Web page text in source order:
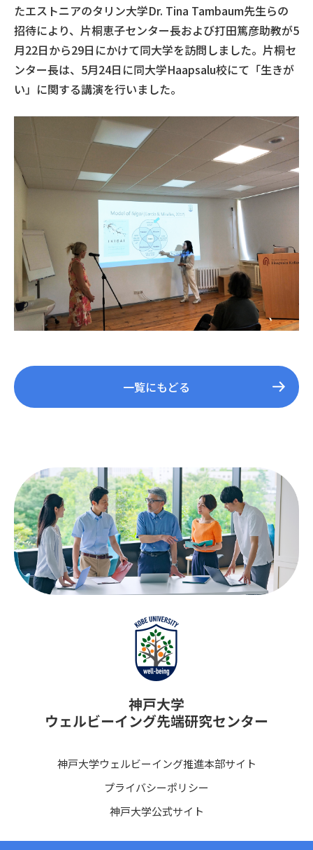
たエストニアのタリン大学Dr. Tina Tambaum先生らの
招待により、片桐恵子センター長および打田篤彦助教が5
月22日から29日にかけて同大学を訪問しました。片桐セ
ンター長は、5月24日に同大学Haapsalu校にて「生きが
い」に関する講演を行いました。
一覧にもどる
神戸大学ウェルビーイング推進本部サイト
プライバシーポリシー
神戸大学公式サイト